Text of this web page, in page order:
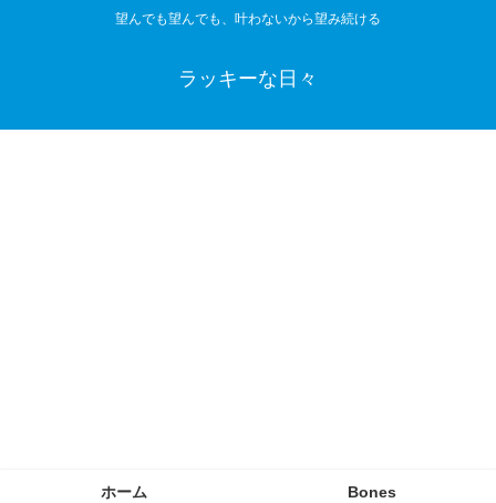
望んでも望んでも、叶わないから望み続ける
ラッキーな日々
ホーム Bones